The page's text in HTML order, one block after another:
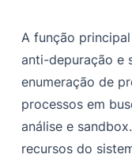
A função
anti-depuração e
enumeração de
processos em
análise e
recursos do